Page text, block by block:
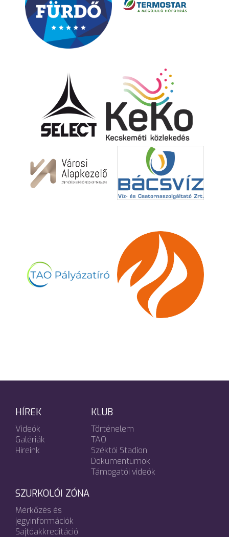
HÍREK
Videók
Galériák
Híreink
KLUB
Történelem
TAO
Széktói Stadion
Dokumentumok
Támogatói videók
SZURKOLÓI ZÓNA
Mérkőzés és
jegyinformációk
Sajtóakkreditáció